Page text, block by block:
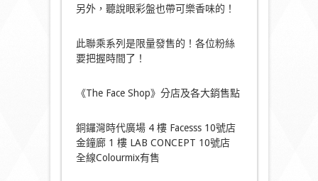
另外，聽說眼彩盤也帶可樂香味的！
此聯乘系列是限量發售的！各位粉絲
要把握時間了！
《The Face Shop》分店及各大銷售點
銅鑼灣時代廣場 4 樓 Facesss 10號店
金鐘廊 1 樓 LAB CONCEPT 10號店
全線Colourmix有售